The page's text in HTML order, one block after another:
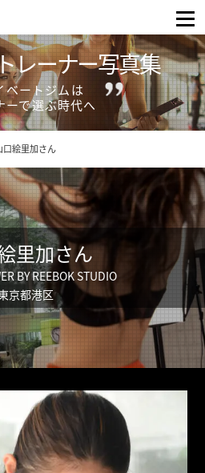
レーナー写真集
ベートジムは
ーで選ぶ時代へ
口絵里加さん
里加さん
BY REEBOK STUDIO
京都港区